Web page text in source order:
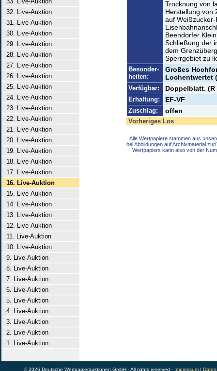
32. Live-Auktion
31. Live-Auktion
30. Live-Auktion
29. Live-Auktion
28. Live-Auktion
27. Live-Auktion
26. Live-Auktion
25. Live-Auktion
24. Live-Auktion
23. Live-Auktion
22. Live-Auktion
21. Live-Auktion
20. Live-Auktion
19. Live-Auktion
18. Live-Auktion
17. Live-Auktion
16. Live-Auktion
15. Live-Auktion
14. Live-Auktion
13. Live-Auktion
12. Live-Auktion
11. Live-Auktion
10. Live-Auktion
9. Live-Auktion
8. Live-Auktion
7. Live-Auktion
6. Live-Auktion
5. Live-Auktion
4. Live-Auktion
3. Live-Auktion
2. Live-Auktion
1. Live-Auktion
Trocknung von
Herstellung von
auf
Beendorfer
Schließung der
dem
Sperrgebiet zu
Besonder-
heiten:
Großes
Lochentwertet
Verfügbar: Doppelblatt. (R
Erhaltung: EF-VF
Zuschlag: offen
Vorheriges Los
Alle Wertpapiere stammen aus
bei Abbildungen auf Archivmaterial
Wertpapiers kann also von der
© 2026 Deutsche Wertpapierauktionen GmbH - All rights reserved - Impressum|